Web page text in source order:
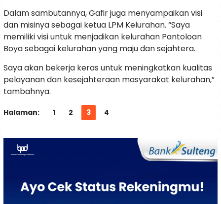
Dalam sambutannya, Gafir juga menyampaikan visi
dan misinya sebagai ketua LPM Kelurahan. “Saya
memiliki visi untuk menjadikan kelurahan Pantoloan
Boya sebagai kelurahan yang maju dan sejahtera.
Saya akan bekerja keras untuk meningkatkan kualitas
pelayanan dan kesejahteraan masyarakat kelurahan,”
tambahnya.
Halaman: 1 2 3 4